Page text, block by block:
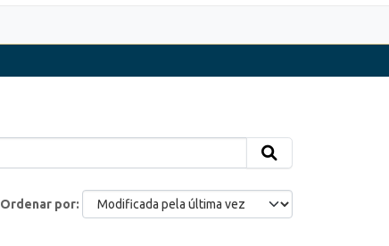
Ordenar por